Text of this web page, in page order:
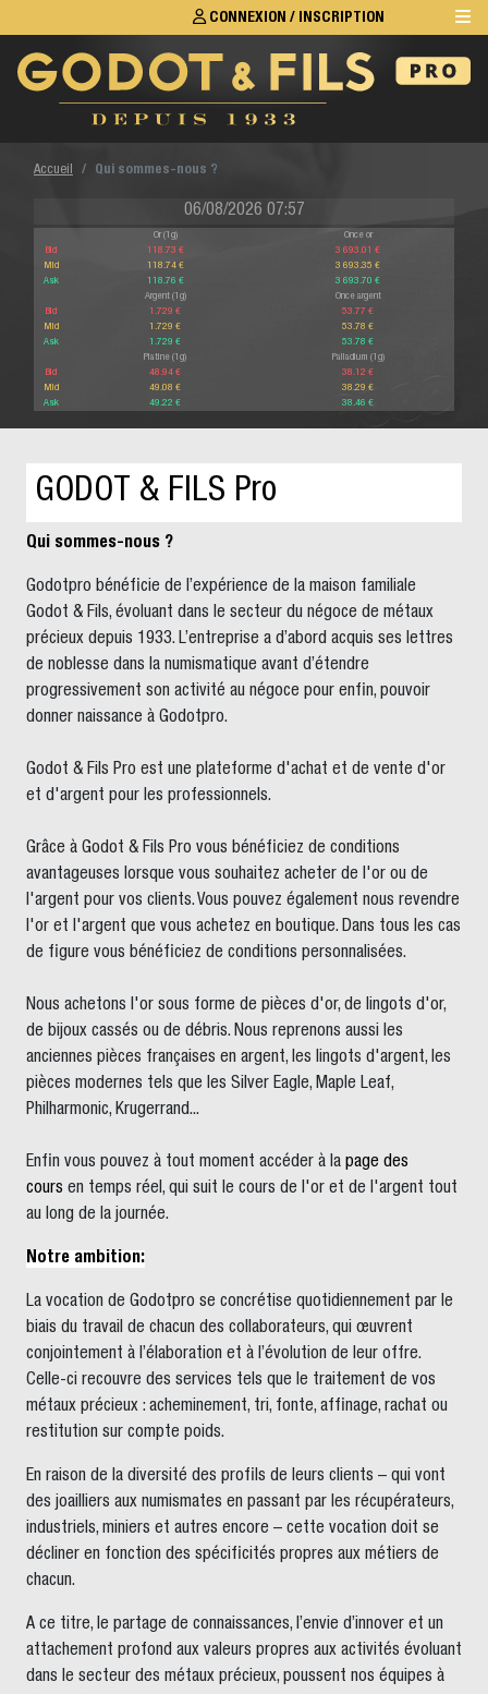
CONNEXION / INSCRIPTION
Accueil Qui sommes-nous ?
06/08/2026 07:57
Bid
Mid
Ask
Bid
Mid
Ask
Bid
Mid
Ask
Or (1g)
118.73 €
118.74 €
118.76 €
Once or
3 693.01 €
3 693.35 €
3 693.70 €
Argent (1g)
1.729 €
1.729 €
1.729 €
Once argent
53.77 €
53.78 €
53.78 €
Platine (1g)
48.94 €
49.08 €
49.22 €
Palladium (1g)
38.12 €
38.29 €
38.46 €
GODOT & FILS Pro
Qui sommes-nous ?
Godotpro bénéficie de l’expérience de la maison familiale
Godot & Fils, évoluant dans le secteur du négoce de métaux
précieux depuis 1933. L’entreprise a d’abord acquis ses lettres
de noblesse dans la numismatique avant d’étendre
progressivement son activité au négoce pour enfin, pouvoir
donner naissance à Godotpro.
Godot & Fils Pro est une plateforme d'achat et de vente d'or
et d'argent pour les professionnels.
Grâce à Godot & Fils Pro vous bénéficiez de conditions
avantageuses lorsque vous souhaitez acheter de l'or ou de
l'argent pour vos clients. Vous pouvez également nous revendre
l'or et l'argent que vous achetez en boutique. Dans tous les cas
de figure vous bénéficiez de conditions personnalisées.
Nous achetons l'or sous forme de pièces d'or, de lingots d'or,
de bijoux cassés ou de débris. Nous reprenons aussi les
anciennes pièces françaises en argent, les lingots d'argent, les
pièces modernes tels que les Silver Eagle, Maple Leaf,
Philharmonic, Krugerrand...
Enfin vous pouvez à tout moment accéder à la page des
cours en temps réel, qui suit le cours de l'or et de l'argent tout
au long de la journée.
Notre ambition:
La vocation de Godotpro se concrétise quotidiennement par le
biais du travail de chacun des collaborateurs, qui œuvrent
conjointement à l’élaboration et à l’évolution de leur offre.
Celle-ci recouvre des services tels que le traitement de vos
métaux précieux : acheminement, tri, fonte, affinage, rachat ou
restitution sur compte poids.
En raison de la diversité des profils de leurs clients – qui vont
des joailliers aux numismates en passant par les récupérateurs,
industriels, miniers et autres encore – cette vocation doit se
décliner en fonction des spécificités propres aux métiers de
chacun.
A ce titre, le partage de connaissances, l’envie d’innover et un
attachement profond aux valeurs propres aux activités évoluant
dans le secteur des métaux précieux, poussent nos équipes à